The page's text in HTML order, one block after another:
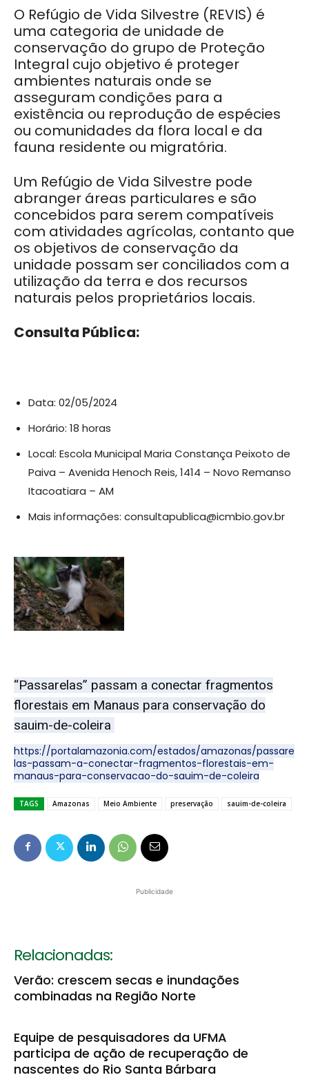
O Refúgio de Vida Silvestre (REVIS) é
uma categoria de unidade de
conservação do grupo de Proteção
Integral cujo objetivo é proteger
ambientes naturais onde se
asseguram condições para a
existência ou reprodução de espécies
ou comunidades da flora local e da
fauna residente ou migratória.
Um Refúgio de Vida Silvestre pode
abranger áreas particulares e são
concebidos para serem compatíveis
com atividades agrícolas, contanto que
os objetivos de conservação da
unidade possam ser conciliados com a
utilização da terra e dos recursos
naturais pelos proprietários locais.
Consulta Pública:
Data: 02/05/2024
Horário: 18 horas
Local: Escola Municipal Maria Constança Peixoto de
Paiva – Avenida Henoch Reis, 1414 – Novo Remanso
Itacoatiara – AM
Mais informações: consultapublica@icmbio.gov.br
“Passarelas” passam a conectar fragmentos
florestais em Manaus para conservação do
sauim-de-coleira
https://portalamazonia.com/estados/amazonas/passare
las-passam-a-conectar-fragmentos-florestais-em-
manaus-para-conservacao-do-sauim-de-coleira
TAGS Amazonas Meio Ambiente preservação sauim-de-coleira
Publicidade
Relacionadas:
Verão: crescem secas e inundações
combinadas na Região Norte
Equipe de pesquisadores da UFMA
participa de ação de recuperação de
nascentes do Rio Santa Bárbara